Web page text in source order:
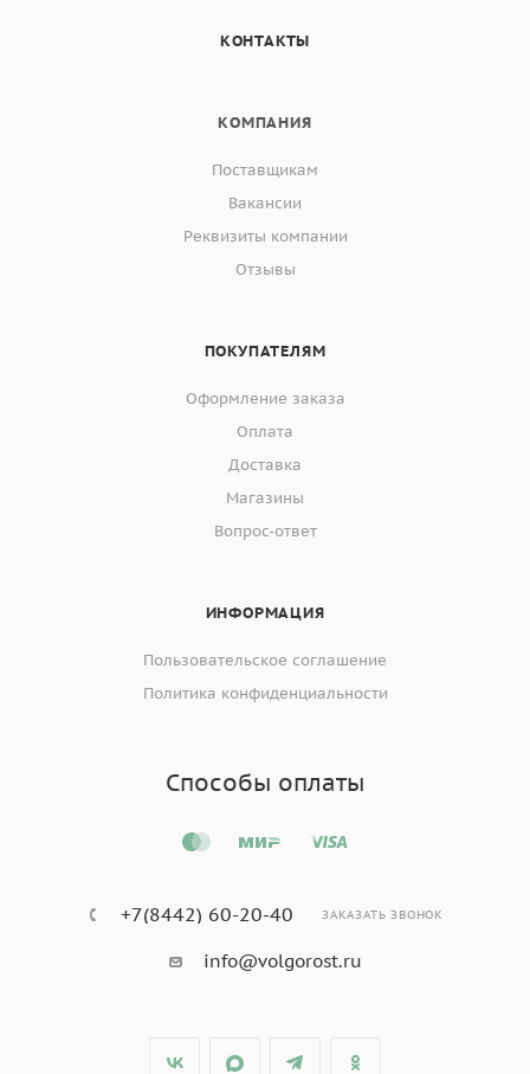
КОНТАКТЫ
КОМПАНИЯ
Поставщикам
Вакансии
Реквизиты компании
Отзывы
ПОКУПАТЕЛЯМ
Оформление заказа
Оплата
Доставка
Магазины
Вопрос-ответ
ИНФОРМАЦИЯ
Пользовательское соглашение
Политика конфиденциальности
Способы оплаты
+7(8442) 60-20-40 ЗАКАЗАТЬ ЗВОНОК
info@volgorost.ru